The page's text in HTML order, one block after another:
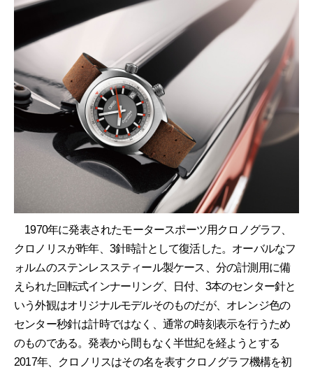
1970年に発表されたモータースポーツ用クロノグラフ、
クロノリスが昨年、3針時計として復活した。オーバルなフ
ォルムのステンレススティール製ケース、分の計測用に備
えられた回転式インナーリング、日付、3本のセンター針と
いう外観はオリジナルモデルそのものだが、オレンジ色の
センター秒針は計時ではなく、通常の時刻表示を行うため
のものである。発表から間もなく半世紀を経ようとする
2017年、クロノリスはその名を表すクロノグラフ機構を初